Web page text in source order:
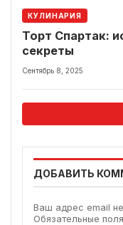
КУЛИНАРИЯ
Торт Спартак:
секреты
Сентябрь 8, 2025
ДОБАВИТЬ
Ваш адрес email
Обязательные